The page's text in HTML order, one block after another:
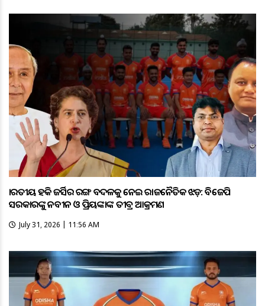
ଭାରତୀୟ ହକି ଜର୍ସିର ରଙ୍ଗ ବଦଳକୁ ନେଇ ରାଜନୈତିକ ଝଡ଼: ବିଜେପି
ସରକାରଙ୍କୁ ନବୀନ ଓ ପ୍ରିୟଙ୍କାଙ୍କ ତୀବ୍ର ଆକ୍ରମଣ
July 31, 2026 | 11:56 AM